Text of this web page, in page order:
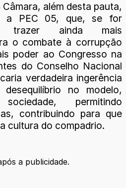
além desta pauta,
a PEC 05, que, se for
trazer ainda mais
o combate à corrupção
poder ao Congresso na
do Conselho Nacional
verdadeira ingerência
no modelo,
permitindo
contribuindo para que
cultura do compadrio.
a publicidade.